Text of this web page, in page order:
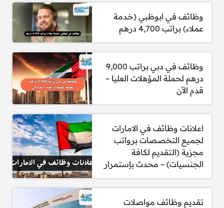
دولة الإمارات العربية المتحدة (حاملو خلاصة
القيد).
المؤهل
: درجة بكالوريوس في أحد التخصصات
الخبرة : الخبرة المطلوبة تتراوح من حديثي
التخرج إلى 5 سنوات من الخبرة العملية.
شرط خاص للذكور
: إنهاء الخدمة الوطنية
إلزامي.
الراتب والمزايا: يتم تحديدها بعد المقابلة
الشخصية.
وظائف في ابوظبي (خدمة
عملاء) براتب 4,700 درهم
وظائف في دبي براتب 9,000
درهم لحملة المؤهلات العليا –
قدم الآن
اعلانات وظائف في الامارات
لجميع التخصصات برواتب
مجزية (التقديم لكافة
الجنسيات) – محدث بإستمرار
تقديم وظائف مواصلات